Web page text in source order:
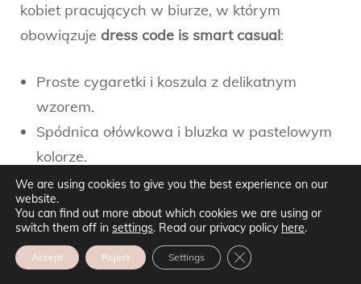
kobiet pracujących w biurze, w którym
obowiązuje dress code is smart casual:
Proste cygaretki i koszula z delikatnym
wzorem.
Spódnica ołówkowa i bluzka w pastelowym
kolorze.
Marynarka w neutralnym odcieniu
połączona z białym T-shirtem i jeansami.
8.3. Smart Casual do Klubu
We are using cookies to give you the best experience on our
website.
You can find out more about which cookies we are using or
switch them off in settings. Read our privacy policy here.
Accept Reject Settings ZAMKNIJ PANEL